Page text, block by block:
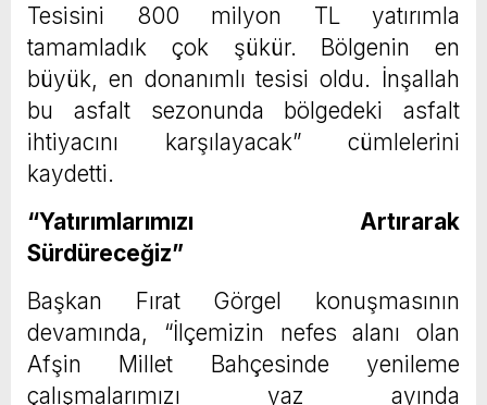
Tesisini 800 milyon TL yatırımla
tamamladık çok şükür. Bölgenin en
büyük, en donanımlı tesisi oldu. İnşallah
bu asfalt sezonunda bölgedeki asfalt
ihtiyacını karşılayacak” cümlelerini
kaydetti.
“Yatırımlarımızı Artırarak
Sürdüreceğiz”
Başkan Fırat Görgel konuşmasının
devamında, “İlçemizin nefes alanı olan
Afşin Millet Bahçesinde yenileme
çalışmalarımızı yaz ayında